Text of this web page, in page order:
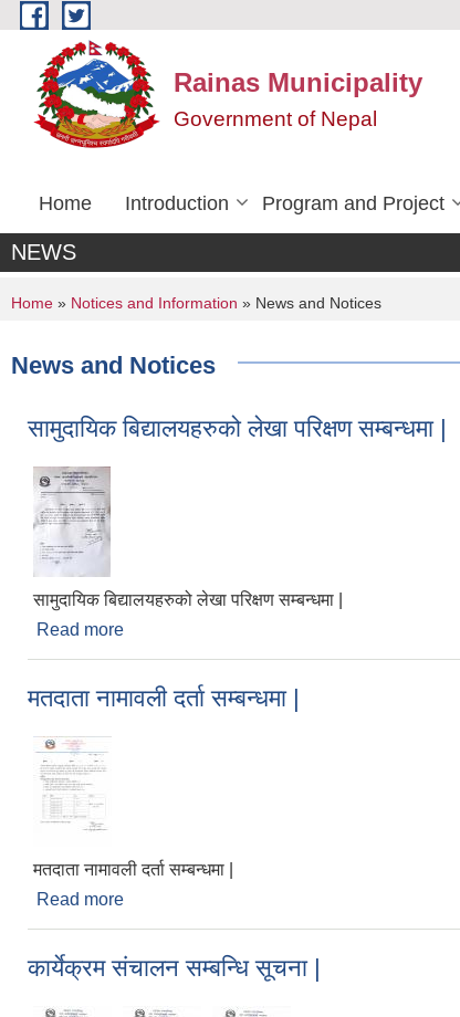
Skip to main content
Rainas Municipality
Government of Nepal
Home Introduction Program and Project
NEWS
You are here
Home » Notices and Information » News and Notices
News and Notices
सामुदायिक बिद्यालयहरुको लेखा परिक्षण सम्बन्धमा |
सामुदायिक बिद्यालयहरुको लेखा परिक्षण सम्बन्धमा |
Read more
मतदाता नामावली दर्ता सम्बन्धमा |
मतदाता नामावली दर्ता सम्बन्धमा |
Read more
कार्येक्रम संचालन सम्बन्धि सूचना |